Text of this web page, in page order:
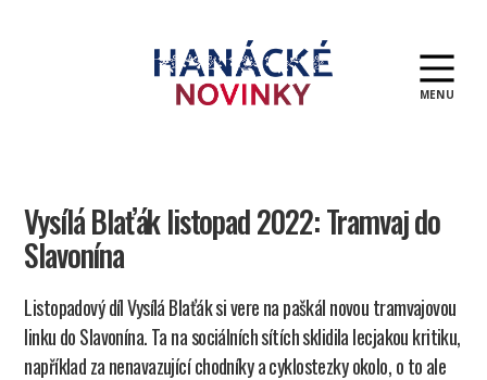
MENU
Vysílá Blaťák listopad 2022: Tramvaj do
Slavonína
Listopadový díl Vysílá Blaťák si vere na paškál novou tramvajovou
linku do Slavonína. Ta na sociálních sítích sklidila lecjakou kritiku,
například za nenavazující chodníky a cyklostezky okolo, o to ale